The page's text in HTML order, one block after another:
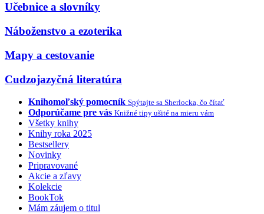
Učebnice a slovníky
Náboženstvo a ezoterika
Mapy a cestovanie
Cudzojazyčná literatúra
Knihomoľský pomocník Spýtajte sa Sherlocka, čo čítať
Odporúčame pre vás Knižné tipy ušité na mieru vám
Všetky knihy
Knihy roka 2025
Bestsellery
Novinky
Pripravované
Akcie a zľavy
Kolekcie
BookTok
Mám záujem o titul